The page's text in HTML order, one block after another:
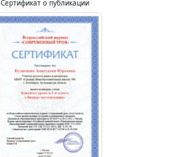
Сертификат о публикации